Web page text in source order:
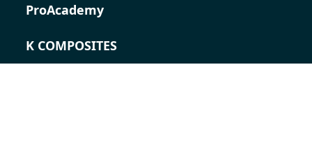
ProAcademy
K COMPOSITES